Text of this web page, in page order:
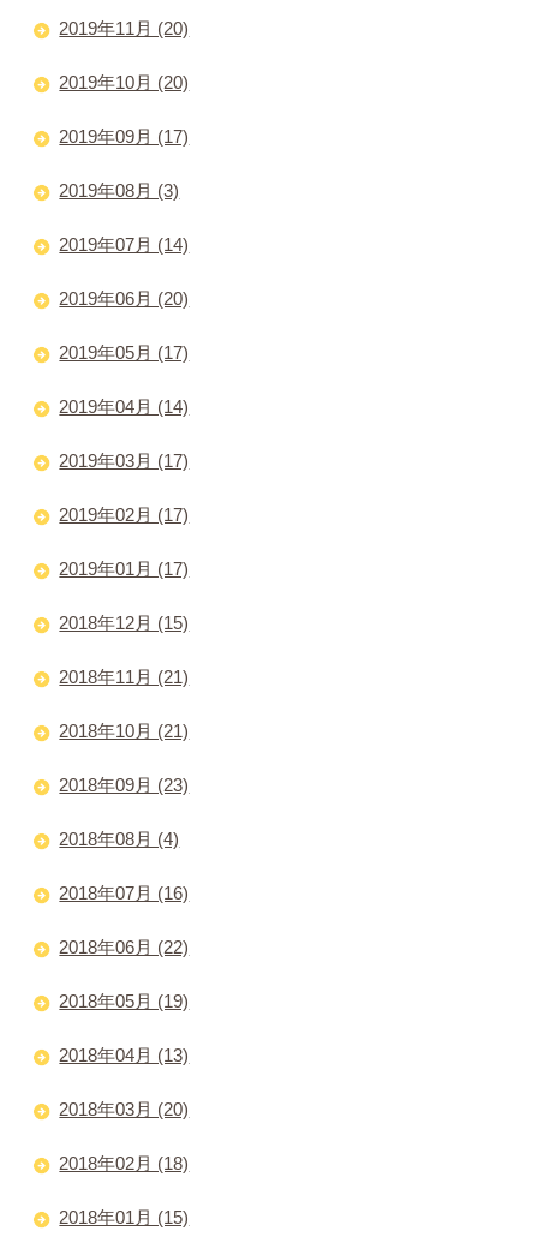
2019年11月 (20)
2019年10月 (20)
2019年09月 (17)
2019年08月 (3)
2019年07月 (14)
2019年06月 (20)
2019年05月 (17)
2019年04月 (14)
2019年03月 (17)
2019年02月 (17)
2019年01月 (17)
2018年12月 (15)
2018年11月 (21)
2018年10月 (21)
2018年09月 (23)
2018年08月 (4)
2018年07月 (16)
2018年06月 (22)
2018年05月 (19)
2018年04月 (13)
2018年03月 (20)
2018年02月 (18)
2018年01月 (15)